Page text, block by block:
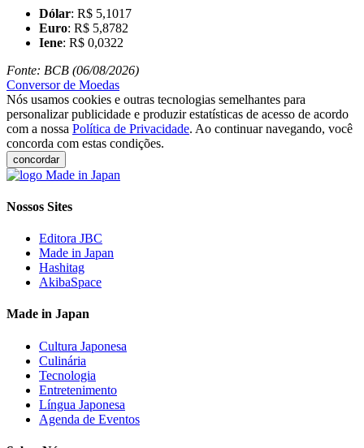
Dólar: R$ 5,1017
Euro: R$ 5,8782
Iene: R$ 0,0322
Fonte: BCB (06/08/2026)
Conversor de Moedas
Nós usamos cookies e outras tecnologias semelhantes para
personalizar publicidade e produzir estatísticas de acesso de acordo
com a nossa Política de Privacidade. Ao continuar navegando, você
concorda com estas condições.
concordar
Nossos Sites
Editora JBC
Made in Japan
Hashitag
AkibaSpace
Made in Japan
Cultura Japonesa
Culinária
Tecnologia
Entretenimento
Língua Japonesa
Agenda de Eventos